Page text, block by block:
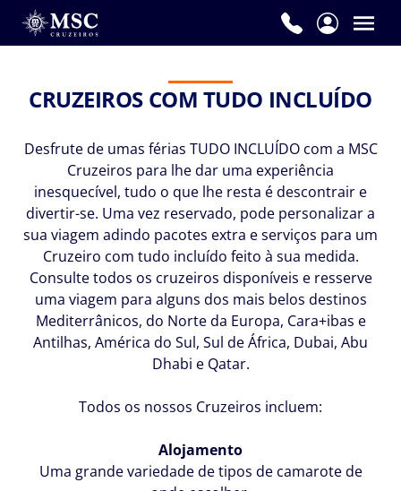
CRUZEIROS COM TUDO INCLUÍDO
Desfrute de umas férias TUDO INCLUÍDO com a MSC
Cruzeiros para lhe dar uma experiência
inesquecível, tudo o que lhe resta é descontrair e
divertir-se. Uma vez reservado, pode personalizar a
sua viagem adindo pacotes extra e serviços para um
Cruzeiro com tudo incluído feito à sua medida.
Consulte todos os cruzeiros disponíveis e resserve
uma viagem para alguns dos mais belos destinos
Mediterrânicos, do Norte da Europa, Cara+ibas e
Antilhas, América do Sul, Sul de África, Dubai, Abu
Dhabi e Qatar.
Todos os nossos Cruzeiros incluem:
Alojamento
Uma grande variedade de tipos de camarote de
Nome
Apelido
E-
mail
*